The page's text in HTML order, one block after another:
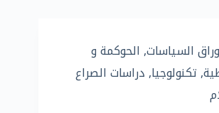
السياسات, الحوكمة و
,تكنولوجيا,دراسات الصراع